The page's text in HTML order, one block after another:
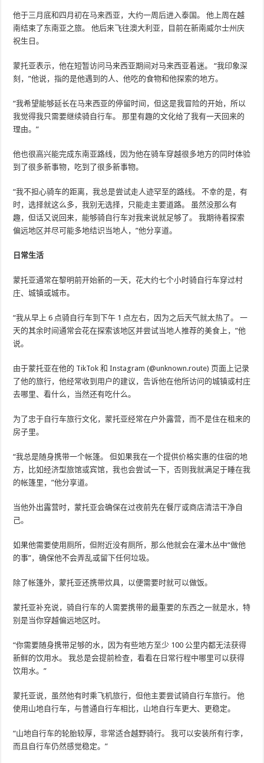
他于三月底和四月初在马来西亚，大约一周后进入泰国。 他上周在越
南结束了东南亚之旅。 他后来飞往澳大利亚，目前在新南威尔士州庆
祝生日。
蒙托亚表示，他在短暂访问马来西亚期间对马来西亚着迷。 “我印象深
刻，”他说，指的是他遇到的人、他吃的食物和他探索的地方。
“我希望能够延长在马来西亚的停留时间，但这是我冒险的开始，所以
我觉得我只需要继续骑自行车。 那里有趣的文化给了我有一天回来的
理由。”
他也很高兴能完成东南亚路线，因为他在骑车穿越很多地方的同时体验
到了很多新事物，吃到了很多新事物。
“我不担心骑车的距离，我总是尝试走人迹罕至的路线。 不幸的是，有
时，选择就这么多，我别无选择，只能走主要道路。 虽然没那么有
趣，但话又说回来，能够骑自行车对我来说就足够了。 我期待着探索
偏远地区并尽可能多地结识当地人，”他分享道。
日常生活
蒙托亚通常在黎明前开始新的一天，花大约七个小时骑自行车穿过村
庄、城镇或城市。
“我从早上 6 点骑自行车到下午 1 点左右，因为之后天气就太热了。 一
天的其余时间通常会花在探索该地区并尝试当地人推荐的美食上，”他
说。
由于蒙托亚在他的 TikTok 和 Instagram (@unknown.route) 页面上记录
了他的旅行，他经常收到用户的建议，告诉他在他所访问的城镇或村庄
去哪里、看什么，当然还有吃什么。
为了忠于自行车旅行文化，蒙托亚经常在户外露营，而不是住在租来的
房子里。
“我总是随身携带一个帐篷。 但如果我在一个提供价格实惠的住宿的地
方，比如经济型旅馆或宾馆，我也会尝试一下，否则我就满足于睡在我
的帐篷里，”他分享道。
当他外出露营时，蒙托亚会确保在过夜前先在餐厅或商店清洁干净自
己。
如果他需要使用厕所，但附近没有厕所，那么他就会在灌木丛中“做他
的事”，确保他不会弄乱或留下任何垃圾。
除了帐篷外，蒙托亚还携带炊具，以便需要时就可以做饭。
蒙托亚补充说，骑自行车的人需要携带的最重要的东西之一就是水，特
别是当你穿越偏远地区时。
“你需要随身携带足够的水，因为有些地方至少 100 公里内都无法获得
新鲜的饮用水。 我总是会提前检查，看看在日常行程中哪里可以获得
饮用水。”
蒙托亚说，虽然他有时乘飞机旅行，但他主要尝试骑自行车旅行。 他
使用山地自行车，与普通自行车相比，山地自行车更大、更稳定。
“山地自行车的轮胎较厚，非常适合越野骑行。 我可以安装所有行李，
而且自行车仍然感觉稳定。”